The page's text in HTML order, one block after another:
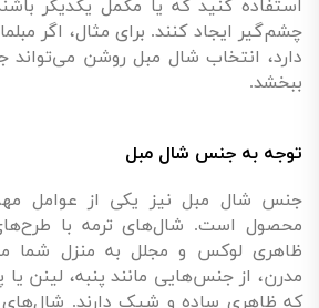
استفاده کنید که یا مکمل یکدیگر
چشم‌گیر ایجاد کنند. برای مثال، اگر
دارد، انتخاب شال مبل روشن
ببخشد.
توجه به جنس شال مبل
جنس شال مبل نیز یکی از عوامل
محصول است. شال‌های ترمه با
ظاهری لوکس و مجلل به منزل شما
مدرن، از جنس‌هایی مانند پنبه، لینن
که ظاهری ساده و شیک دارند. شال‌های